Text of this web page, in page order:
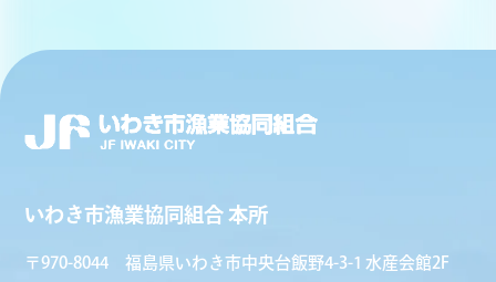
いわき市漁業協同組合 本所
〒970-8044 福島県いわき市中央台飯野4-3-1 水産会館2F